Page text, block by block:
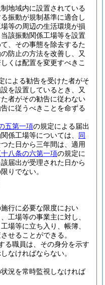
地域内に設置されている
振動が規制基準に適合し
等の周辺の生活環境が損
該振動関係工場等を設置
、その事態を除去するた
防止の方法を改善し、又
くは配置を変更すべきこ
による勧告を受けた者がそ
を設置しているとき、又
者がその勧告に従わない
に従うべきことを命ずる
五第一項の規定による届出
係工場等については、 同
た日から三年間は、適用
八条の六第一項の規定に
届出が受理された日から
りでない。
行に必要な限度におい
工場等の事業主に対し、
場等に立ち入り、帳簿、
せることができる。
る職員は、その身分を示す
なければならない。
況を常時監視しなければ